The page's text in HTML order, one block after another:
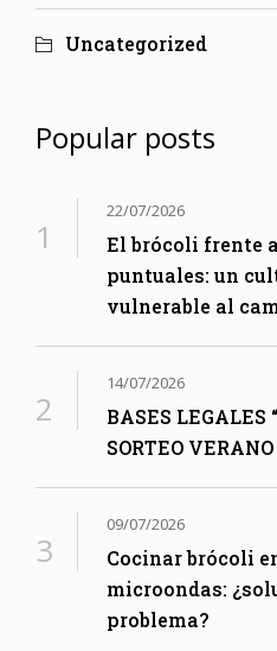
Uncategorized
Popular posts
22/07/2026
El brócoli frente
puntuales: un
vulnerable al
14/07/2026
BASES LEGALES
SORTEO
09/07/2026
Cocinar brócoli
microondas:
problema?